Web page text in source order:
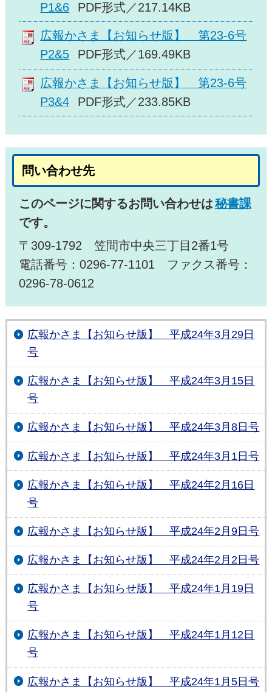
P1&6
PDF形式／217.14KB
広報かさま【お知らせ版】 第23-6号
P2&5
PDF形式／169.49KB
広報かさま【お知らせ版】 第23-6号
P3&4
PDF形式／233.85KB
問い合わせ先
このページに関するお問い合わせは秘書課
です。
〒309-1792 笠間市中央三丁目2番1号
電話番号：0296-77-1101 ファクス番号：
0296-78-0612
広報かさま【お知らせ版】 平成24年3月29日
号
広報かさま【お知らせ版】 平成24年3月15日
号
広報かさま【お知らせ版】 平成24年3月8日号
広報かさま【お知らせ版】 平成24年3月1日号
広報かさま【お知らせ版】 平成24年2月16日
号
広報かさま【お知らせ版】 平成24年2月9日号
広報かさま【お知らせ版】 平成24年2月2日号
広報かさま【お知らせ版】 平成24年1月19日
号
広報かさま【お知らせ版】 平成24年1月12日
号
広報かさま【お知らせ版】 平成24年1月5日号